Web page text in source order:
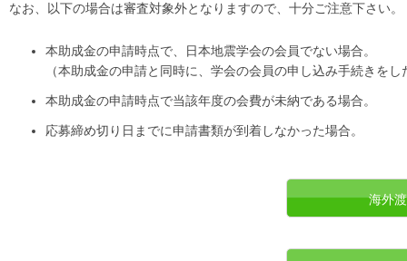
なお、以下の場合は審査対象外となりますので、十分ご注意下さい。
本助成金の申請時点で、日本地震学会の会員でない場合。
（本助成金の申請と同時に、学会の会員の申し込み手続きを
本助成金の申請時点で当該年度の会費が未納である場合。
応募締め切り日までに申請書類が到着しなかった場合。
海外